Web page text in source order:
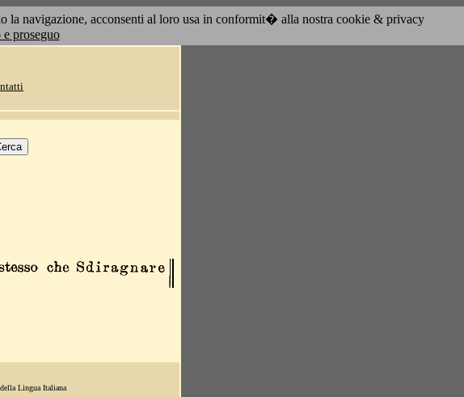
la navigazione, acconsenti al loro usa in conformit� alla nostra cookie & privacy
proseguo
Lingua Italiana